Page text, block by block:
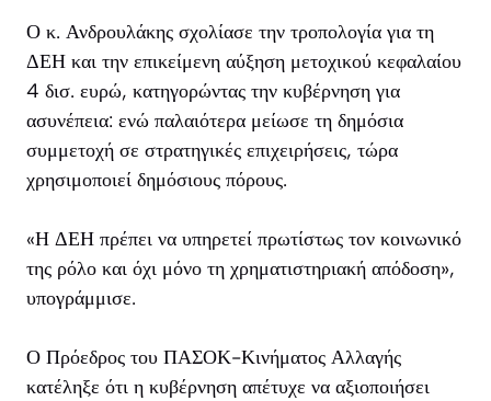
Ο κ. Ανδρουλάκης σχολίασε την τροπολογία για τη
ΔΕΗ και την επικείμενη αύξηση μετοχικού κεφαλαίου
4 δισ. ευρώ, κατηγορώντας την κυβέρνηση για
ασυνέπεια: ενώ παλαιότερα μείωσε τη δημόσια
συμμετοχή σε στρατηγικές επιχειρήσεις, τώρα
χρησιμοποιεί δημόσιους πόρους.
«Η ΔΕΗ πρέπει να υπηρετεί πρωτίστως τον κοινωνικό
της ρόλο και όχι μόνο τη χρηματιστηριακή απόδοση»,
υπογράμμισε.
Ο Πρόεδρος του ΠΑΣΟΚ-Κινήματος Αλλαγής
κατέληξε ότι η κυβέρνηση απέτυχε να αξιοποιήσει